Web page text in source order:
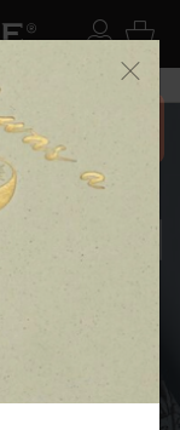
ログ
カ
料 メニ
ク
ギコ
る複雑なデ
再現するの